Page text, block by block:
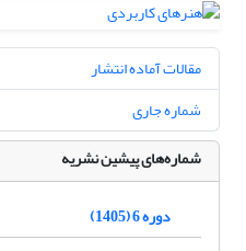
مقالات آماده انتشار
شماره جاری
شماره‌های پیشین نشریه
دوره 6 (1405)